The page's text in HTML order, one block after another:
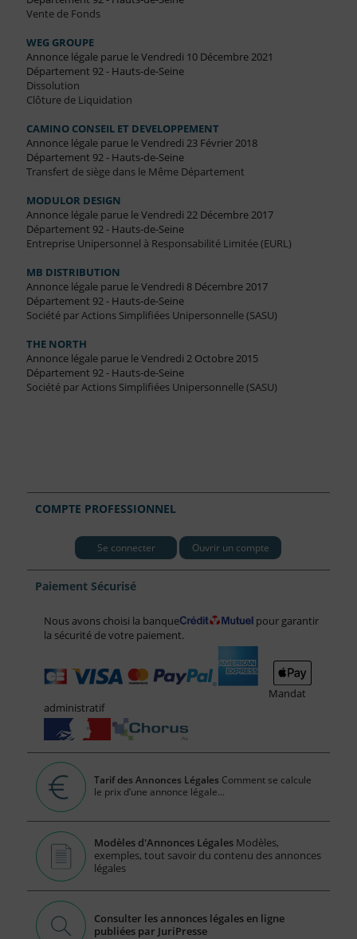
Vente de Fonds
WEG GROUPE
Annonce légale parue le Vendredi 10 Décembre 2021
Département 92 - Hauts-de-Seine
Dissolution
Clôture de Liquidation
CAMINO CONSEIL ET DEVELOPPEMENT
Annonce légale parue le Vendredi 23 Février 2018
Département 92 - Hauts-de-Seine
Transfert de siège dans le Même Département
MODULOR DESIGN
Annonce légale parue le Vendredi 22 Décembre 2017
Département 92 - Hauts-de-Seine
Entreprise Unipersonnel à Responsabilité Limitée (EURL)
MB DISTRIBUTION
Annonce légale parue le Vendredi 8 Décembre 2017
Département 92 - Hauts-de-Seine
Société par Actions Simplifiées Unipersonnelle (SASU)
THE NORTH
Annonce légale parue le Vendredi 2 Octobre 2015
Département 92 - Hauts-de-Seine
Société par Actions Simplifiées Unipersonnelle (SASU)
COMPTE PROFESSIONNEL
Se connecter Ouvrir un compte
Paiement Sécurisé
Nous avons choisi la banque
pour garantir
la sécurité de votre paiement.
Mandat
administratif
Tarif des Annonces Légales Comment se calcule
le prix d’une annonce légale...
Modèles d'Annonces Légales Modèles,
exemples, tout savoir du contenu des annonces
légales
Consulter les annonces légales en ligne
publiées par JuriPresse